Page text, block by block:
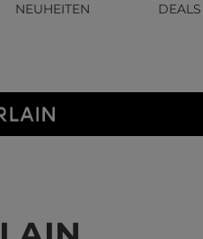
NEUHEITEN DEALS